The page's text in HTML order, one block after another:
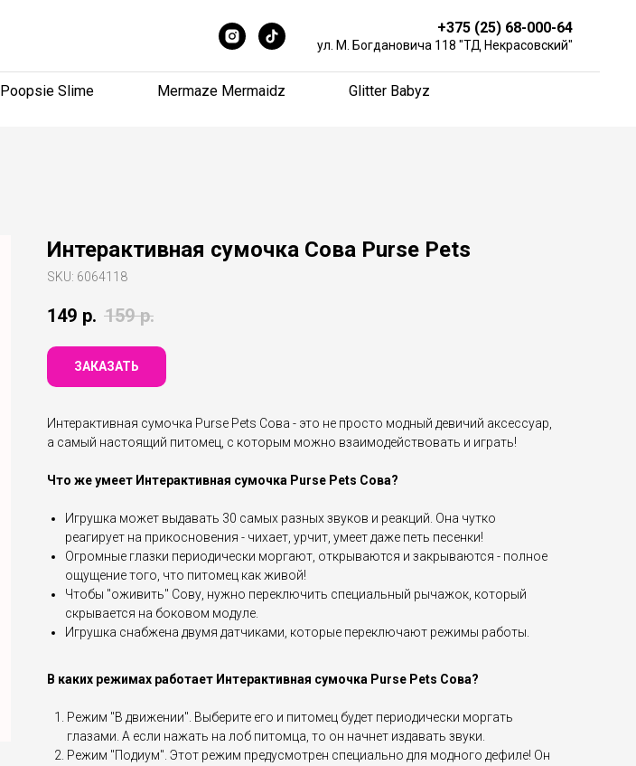
+375 (25) 68-000-64
ул. М. Богдановича 118 "ТД Некрасовский"
Poopsie Slime Mermaze Mermaidz
Glitter Babyz
+375 (25) 68-000-64
ул. М. Богдановича 118 "ТД Некрасовский"
Poopsie Slime Mermaze Mermaidz
Glitter Babyz
Интерактивная сумочка Сова Purse Pets
SKU: 6064118
149 р. 159 р.
ЗАКАЗАТЬ
Интерактивная сумочка Purse Pets Сова - это не просто модный девичий аксессуар,
а самый настоящий питомец, с которым можно взаимодействовать и играть!
Что же умеет Интерактивная сумочка Purse Pets Сова?
Игрушка может выдавать 30 самых разных звуков и реакций. Она чутко
реагирует на прикосновения - чихает, урчит, умеет даже петь песенки!
Огромные глазки периодически моргают, открываются и закрываются - полное
ощущение того, что питомец как живой!
Чтобы "оживить" Сову, нужно переключить специальный рычажок, который
скрывается на боковом модуле.
Игрушка снабжена двумя датчиками, которые переключают режимы работы.
В каких режимах работает Интерактивная сумочка Purse Pets Сова?
Режим "В движении". Выберите его и питомец будет периодически моргать
глазами. А если нажать на лоб питомца, то он начнет издавать звуки.
Режим "Подиум". Этот режим предусмотрен специально для модного дефиле! Он